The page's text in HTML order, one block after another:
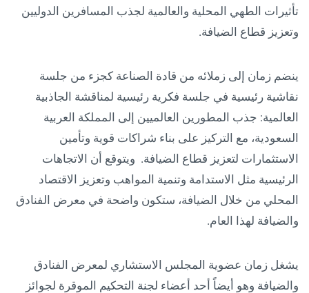
تأثيرات الطهي المحلية والعالمية لجذب المسافرين الدوليين
وتعزيز قطاع الضيافة.
ينضم زمان إلى زملائه من قادة الصناعة كجزء من جلسة
نقاشية رئيسية في جلسة فكرية رئيسية لمناقشة الجاذبية
العالمية: جذب المطورين العالميين إلى المملكة العربية
السعودية، مع التركيز على بناء شراكات قوية وتأمين
الاستثمارات لتعزيز قطاع الضيافة. ويتوقع أن الاتجاهات
الرئيسية مثل الاستدامة وتنمية المواهب وتعزيز الاقتصاد
المحلي من خلال الضيافة، ستكون واضحة في معرض الفنادق
والضيافة لهذا العام.
يشغل زمان عضوية المجلس الاستشاري لمعرض الفنادق
والضيافة وهو أيضاً أحد أعضاء لجنة التحكيم الموقرة لجوائز